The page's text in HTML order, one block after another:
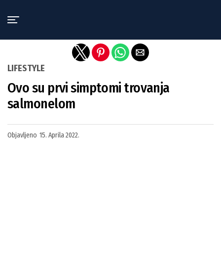
LIFESTYLE
Ovo su prvi simptomi trovanja
salmonelom
Objavljeno 15. Aprila 2022.